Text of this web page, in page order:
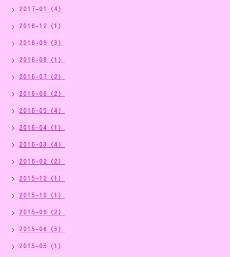
2017-01（4）
2016-12（1）
2016-09（3）
2016-08（1）
2016-07（2）
2016-06（2）
2016-05（4）
2016-04（1）
2016-03（4）
2016-02（2）
2015-12（1）
2015-10（1）
2015-09（2）
2015-06（3）
2015-05（1）